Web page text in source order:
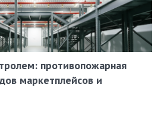
противопожарная
маркетплейсов и